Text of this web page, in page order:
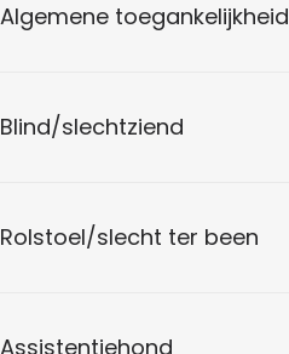
Algemene toegankelijkheid
Blind/slechtziend
Rolstoel/slecht ter been
Assistentiehond